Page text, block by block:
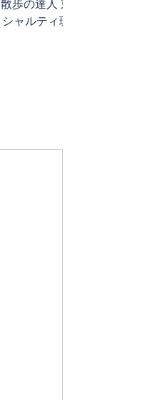
散歩の達人 東京スペ
シャルティ珈琲時間